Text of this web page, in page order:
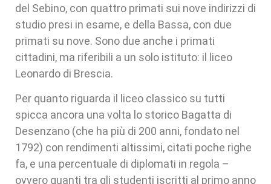
del Sebino, con quattro primati sui nove indirizzi di
studio presi in esame, e della Bassa, con due
primati su nove. Sono due anche i primati
cittadini, ma riferibili a un solo istituto: il liceo
Leonardo di Brescia.
Per quanto riguarda il liceo classico su tutti
spicca ancora una volta lo storico Bagatta di
Desenzano (che ha più di 200 anni, fondato nel
1792) con rendimenti altissimi, citati poche righe
fa, e una percentuale di diplomati in regola –
ovvero quanti tra gli studenti iscritti al primo anno